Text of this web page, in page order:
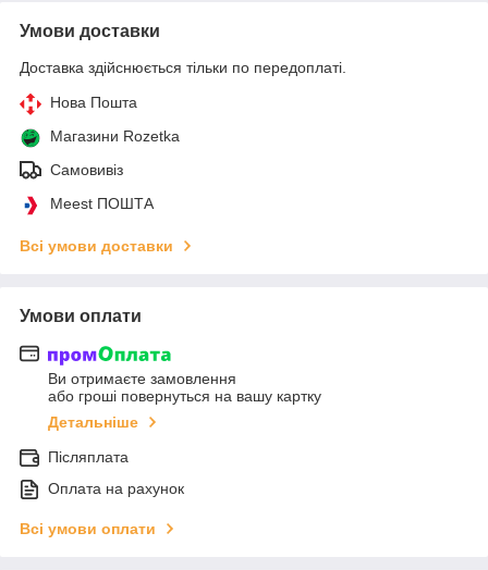
Умови доставки
Доставка здійснюється тільки по передоплаті.
Нова Пошта
Магазини Rozetka
Самовивіз
Meest ПОШТА
Всі умови доставки
Умови оплати
Ви отримаєте замовлення
або гроші повернуться на вашу картку
Детальніше
Післяплата
Оплата на рахунок
Всі умови оплати